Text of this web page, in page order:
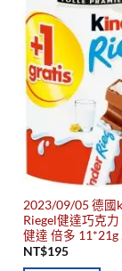
2023/09/05 德國
Riegel健達巧克
健達 倍多 11*21g
NT$195